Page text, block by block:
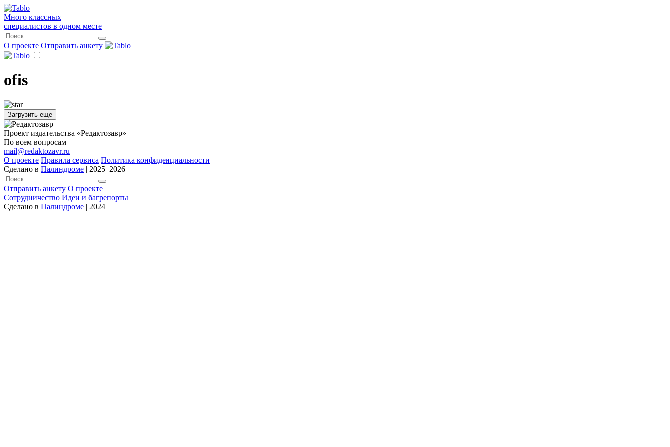
Много классных
специалистов в одном месте
О проекте Отправить анкету
ofis
Загрузить еще
Проект издательства «Редактозавр»
По всем вопросам
mail@redaktozavr.ru
О проекте Правила сервиса Политика конфиденциальности
Сделано в Палиндроме | 2025–2026
Отправить анкету О проекте
Сотрудничество Идеи и багрепорты
Сделано в Палиндроме | 2024